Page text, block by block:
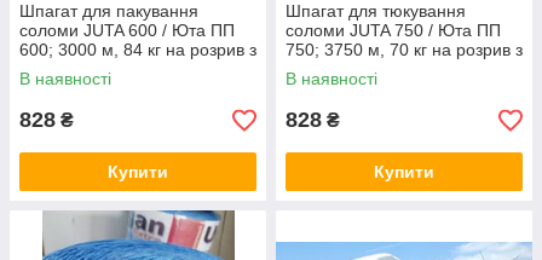
Шпагат для пакування
соломи JUTA 600 / Юта ПП
600; 3000 м, 84 кг на розрив з
ПДВ
В наявності
828 ₴
Купити
Шпагат для тюкування
соломи JUTA 750 / Юта ПП
750; 3750 м, 70 кг на розрив з
ПДВ
В наявності
828 ₴
Купити